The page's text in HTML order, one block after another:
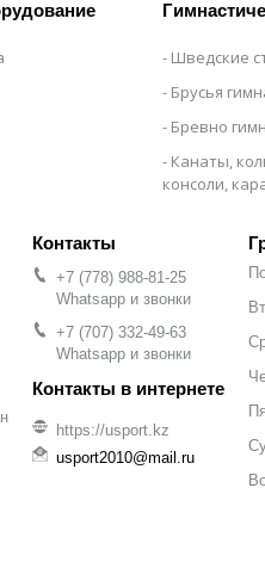
Шведские
Брусья
Бревно
Канаты,
консоли,
+7 (778) 988-81-25
Whatsapp и звонки
+7 (707) 332-49-63
Whatsapp и звонки
https://usport.kz
usport2010@mail.ru